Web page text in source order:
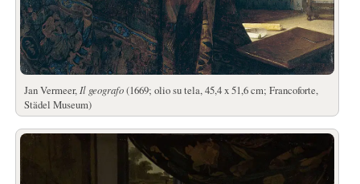
Jan Vermeer, Il geografo(1669; olio su tela, 45,4 x 51,6 cm; Francoforte,
Städel Museum)